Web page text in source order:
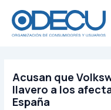
contenido
Acusan que
llavero a los
España